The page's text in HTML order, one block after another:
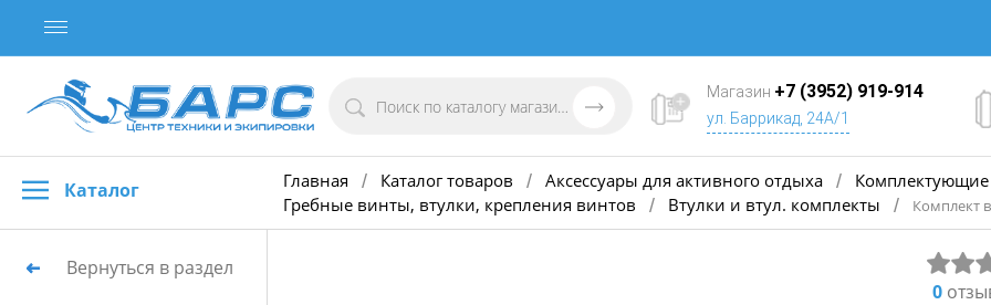
Магазин +7 (3952) 919-914
ул. Баррикад, 24А/1
Каталог Главная / Каталог товаров / Аксессуары для активного отдыха /
Гребные винты, втулки, крепления винтов
/ Втулки и втул. комплекты / Комплект
Вернуться в раздел
0